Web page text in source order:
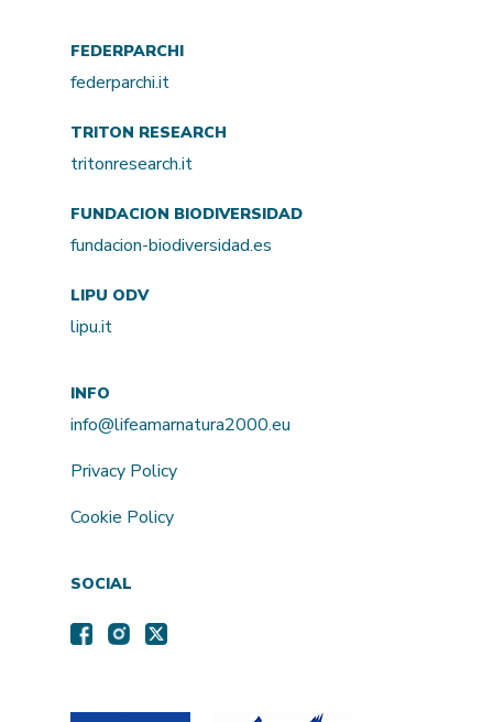
FEDERPARCHI
federparchi.it
TRITON RESEARCH
tritonresearch.it
FUNDACION BIODIVERSIDAD
fundacion-biodiversidad.es
LIPU ODV
lipu.it
INFO
info@lifeamarnatura2000.eu
Privacy Policy
Cookie Policy
SOCIAL